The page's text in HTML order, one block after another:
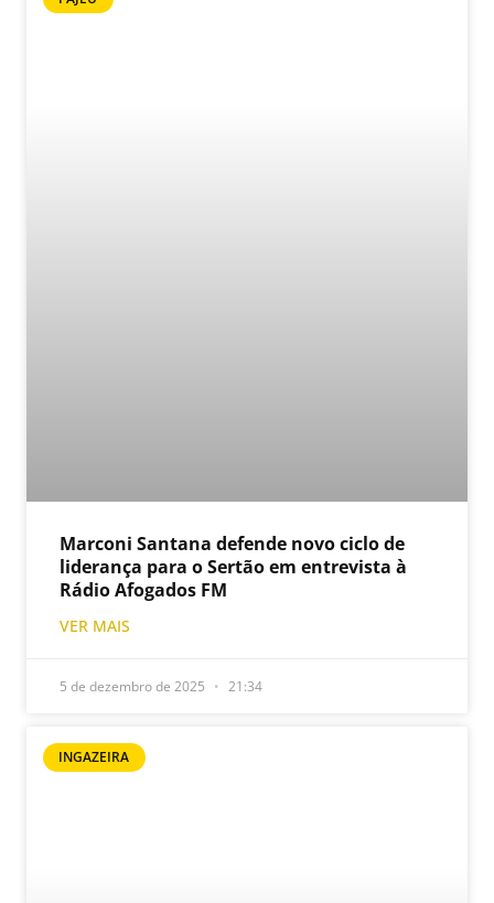
Marconi Santana defende novo ciclo de
liderança para o Sertão em entrevista à
Rádio Afogados FM
VER MAIS
5 de dezembro de 2025 21:34
INGAZEIRA